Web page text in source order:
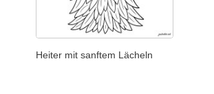
Heiter mit sanftem Lächeln